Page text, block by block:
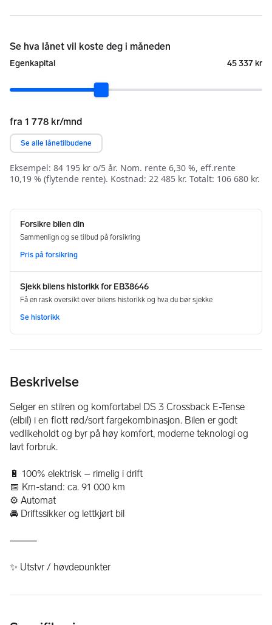
Beskrivelse
Selger en stilren og komfortabel DS 3 Crossback E-Tense
(elbil) i en flott rød/sort fargekombinasjon. Bilen er godt
vedlikeholdt og byr på høy komfort, moderne teknologi og
lavt forbruk.
🔋 100% elektrisk – rimelig i drift
📅 Km-stand: ca. 91 000 km
⚙️ Automat
🚘 Driftssikker og lettkjørt bil
⸻
✨ Utstyr / høydepunkter
* Navigasjonssystem
* Digitalt instrumentpanel